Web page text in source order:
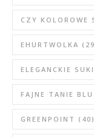
CZY KOLOROWE
EHURTWOLKA
ELEGANCKIE
FAJNE TANIE
GREENPOINT (40)